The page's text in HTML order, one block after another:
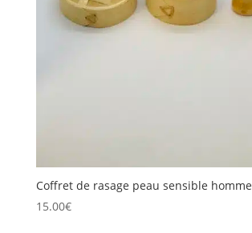
Coffret de rasage peau sensible homme
15.00€